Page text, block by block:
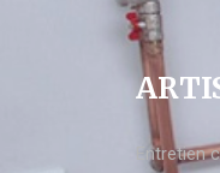
Entretien